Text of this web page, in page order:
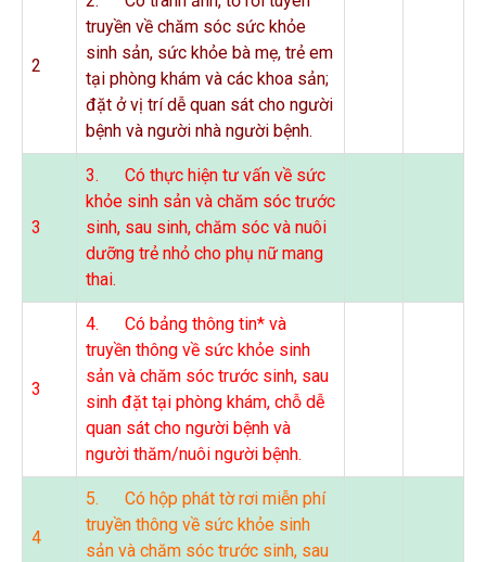
2
truyền về chăm sóc sức khỏe
sinh sản, sức khỏe bà mẹ, trẻ em
tại phòng khám và các khoa sản;
đặt ở vị trí dễ quan sát cho người
bệnh và người nhà người bệnh.
3
3. Có thực hiện tư vấn về sức
khỏe sinh sản và chăm sóc trước
sinh, sau sinh, chăm sóc và nuôi
dưỡng trẻ nhỏ cho phụ nữ mang
thai.
3
4. Có bảng thông tin* và
truyền thông về sức khỏe sinh
sản và chăm sóc trước sinh, sau
sinh đặt tại phòng khám, chỗ dễ
quan sát cho người bệnh và
người thăm/nuôi người bệnh.
4
5. Có hộp phát tờ rơi miễn phí
truyền thông về sức khỏe sinh
sản và chăm sóc trước sinh, sau